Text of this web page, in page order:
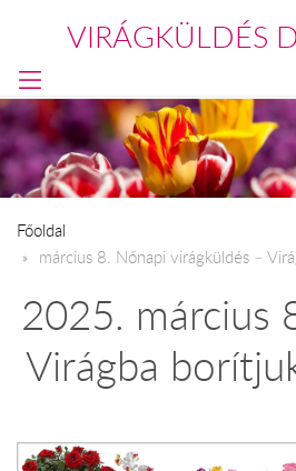
VIRÁGKÜLDÉS
Főoldal
március 8. Nőnapi virágküldés –
2025. március
Virágba